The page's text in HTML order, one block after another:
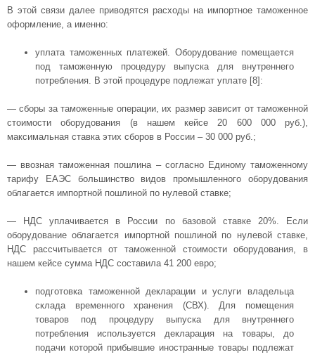
В этой связи далее приводятся расходы на импортное таможенное
оформление, а именно:
уплата таможенных платежей. Оборудование помещается
под таможенную процедуру выпуска для внутреннего
потребления. В этой процедуре подлежат уплате [8]:
— сборы за таможенные операции, их размер зависит от таможенной
стоимости оборудования (в нашем кейсе 20 600 000 руб.),
максимальная ставка этих сборов в России – 30 000 руб.;
— ввозная таможенная пошлина – согласно Единому таможенному
тарифу ЕАЭС большинство видов промышленного оборудования
облагается импортной пошлиной по нулевой ставке;
— НДС уплачивается в России по базовой ставке 20%. Если
оборудование облагается импортной пошлиной по нулевой ставке,
НДС рассчитывается от таможенной стоимости оборудования, в
нашем кейсе сумма НДС составила 41 200 евро;
подготовка таможенной декларации и услуги владельца
склада временного хранения (СВХ). Для помещения
товаров под процедуру выпуска для внутреннего
потребления используется декларация на товары, до
подачи которой прибывшие иностранные товары подлежат